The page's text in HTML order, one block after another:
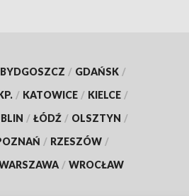
BYDGOSZCZ / GDAŃSK /
/ KATOWICE / KIELCE /
/ ŁÓDŹ / OLSZTYN /
/ RZESZÓW /
/ WROCŁAW